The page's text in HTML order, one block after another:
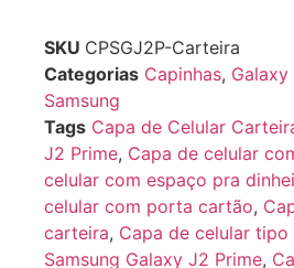
SKU CPSGJ2P-Carteira
Categorias Capinhas,
Samsung
Tags Capa de Celular
J2 Prime, Capa de celular
celular com espaço pra
celular com porta cartão,
carteira, Capa de celular
Samsung Galaxy J2 Prime,